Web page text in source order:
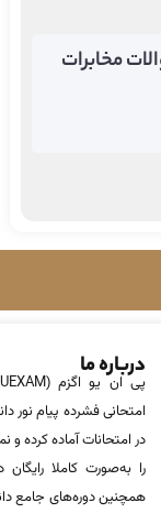
مخابرات
درباره ما
امتحانی فشرده پیام نور
در امتحانات آماده‌ کرده
را به‌صورت کاملا
همچنین دوره‌های جامع